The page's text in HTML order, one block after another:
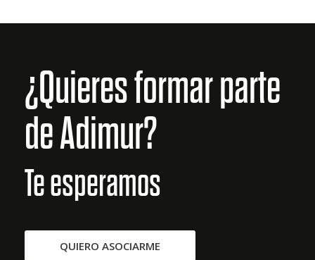
¿Quieres formar parte
de Adimur?
Te esperamos
QUIERO ASOCIARME